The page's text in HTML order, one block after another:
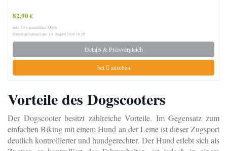
82,90 €
inkl. 19% gesetzlicher MwSt.
Zuletzt aktualisiert am: 10. August 2026 10:29
Details & Preisvergleich
bei ansehen
Vorteile des Dogscooters
Der Dogscooter besitzt zahlreiche Vorteile. Im Gegensatz zum
einfachen Biking mit einem Hund an der Leine ist dieser Zugsport
deutlich kontrollierter und hundgerechter. Der Hund erlebt sich als